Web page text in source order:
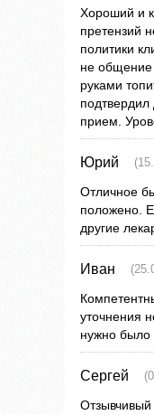
Хороший и
претензий
политики
не общение
руками
прием.
Юрий
Отличное
положено.
другие
Иван
уточнения
нужно было
Сергей